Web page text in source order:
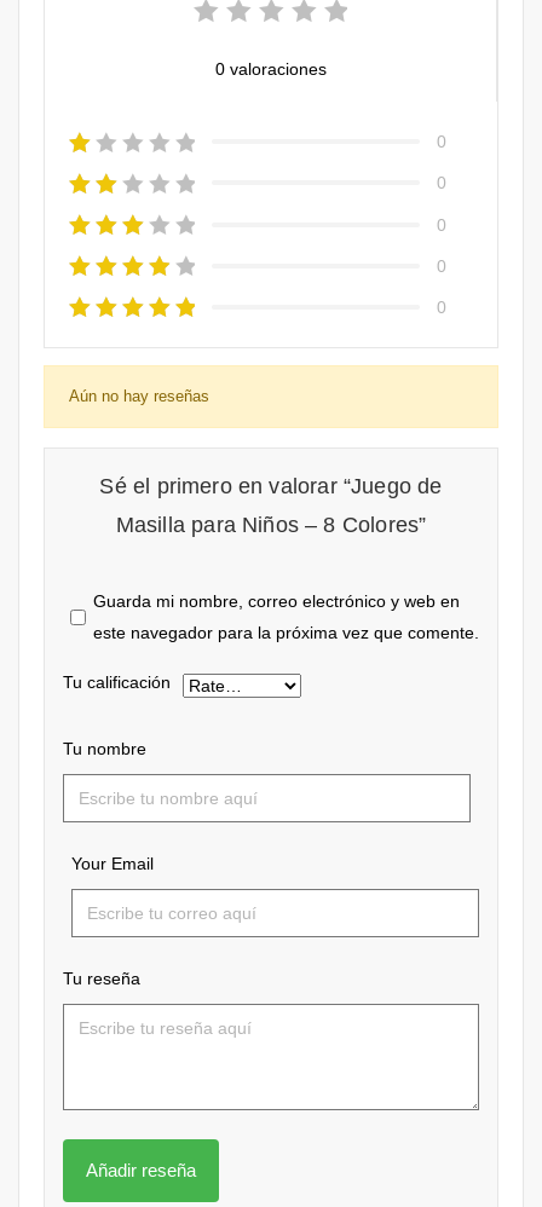
0 valoraciones
0
0
0
0
0
Aún no hay reseñas
Sé el primero en valorar “Juego de
Masilla para Niños – 8 Colores”
Tu nombre
Your Email
Guarda mi nombre, correo electrónico y web en
este navegador para la próxima vez que comente.
Tu calificación
Tu reseña